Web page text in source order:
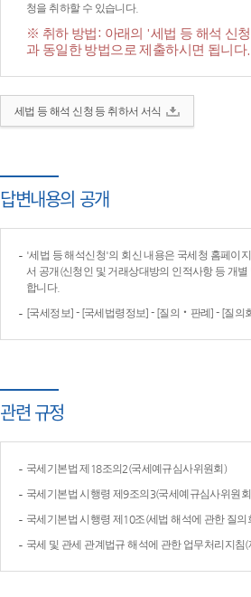
청을 취하할 수 있습니다.
※ 취하 방법: 아래의 '세법 등 해석 신
과 동일한 방법으로 제출하시면 됩니다.
세법 등 해석 신청 등 취하서 서식
답변내용의 공개
'세법 등 해석신청'의 회신 내용은 국세청 홈페이
서 공개(신청인 및 거래상대방의 인적사항 등 개
합니다.
[국세정보] - [국세법령정보] - [질의‧판례] - [질의
관련 규정
국세기본법 제18조의2(국세예규심사위원회)
국세기본법 시행령 제9조의3(국세예규심사위원
국세기본법 시행령 제10조(세법 해석에 관한 질
국세 및 관세 관계법규 해석에 관한 업무처리지침